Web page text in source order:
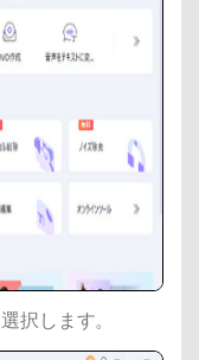
択します。